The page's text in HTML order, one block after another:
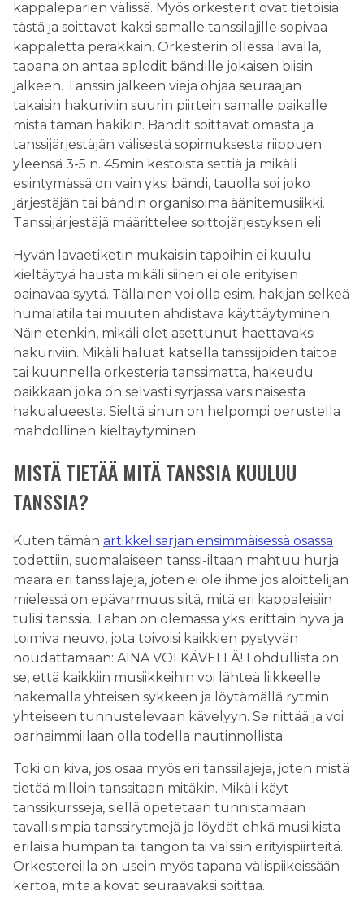
kappaleparien välissä. Myös orkesterit ovat tietoisia
tästä ja soittavat kaksi samalle tanssilajille sopivaa
kappaletta peräkkäin. Orkesterin ollessa lavalla,
tapana on antaa aplodit bändille jokaisen biisin
jälkeen. Tanssin jälkeen viejä ohjaa seuraajan
takaisin hakuriviin suurin piirtein samalle paikalle
mistä tämän hakikin. Bändit soittavat omasta ja
tanssijärjestäjän välisestä sopimuksesta riippuen
yleensä 3-5 n. 45min kestoista settiä ja mikäli
esiintymässä on vain yksi bändi, tauolla soi joko
järjestäjän tai bändin organisoima äänitemusiikki.
Tanssijärjestäjä määrittelee soittojärjestyksen eli
Hyvän lavaetiketin mukaisiin tapoihin ei kuulu
kieltäytyä hausta mikäli siihen ei ole erityisen
painavaa syytä. Tällainen voi olla esim. hakijan selkeä
humalatila tai muuten ahdistava käyttäytyminen.
Näin etenkin, mikäli olet asettunut haettavaksi
hakuriviin. Mikäli haluat katsella tanssijoiden taitoa
tai kuunnella orkesteria tanssimatta, hakeudu
paikkaan joka on selvästi syrjässä varsinaisesta
hakualueesta. Sieltä sinun on helpompi perustella
mahdollinen kieltäytyminen.
MISTÄ TIETÄÄ MITÄ TANSSIA KUULUU
TANSSIA?
Kuten tämän artikkelisarjan ensimmäisessä osassa
todettiin, suomalaiseen tanssi-iltaan mahtuu hurja
määrä eri tanssilajeja, joten ei ole ihme jos aloittelijan
mielessä on epävarmuus siitä, mitä eri kappaleisiin
tulisi tanssia. Tähän on olemassa yksi erittäin hyvä ja
toimiva neuvo, jota toivoisi kaikkien pystyvän
noudattamaan: AINA VOI KÄVELLÄ! Lohdullista on
se, että kaikkiin musiikkeihin voi lähteä liikkeelle
hakemalla yhteisen sykkeen ja löytämällä rytmin
yhteiseen tunnustelevaan kävelyyn. Se riittää ja voi
parhaimmillaan olla todella nautinnollista.
Toki on kiva, jos osaa myös eri tanssilajeja, joten mistä
tietää milloin tanssitaan mitäkin. Mikäli käyt
tanssikursseja, siellä opetetaan tunnistamaan
tavallisimpia tanssirytmejä ja löydät ehkä musiikista
erilaisia humpan tai tangon tai valssin erityispiirteitä.
Orkestereilla on usein myös tapana välispiikeissään
kertoa, mitä aikovat seuraavaksi soittaa.